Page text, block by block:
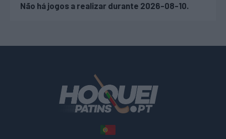
Não há jogos a realizar durante 2026-08-10.